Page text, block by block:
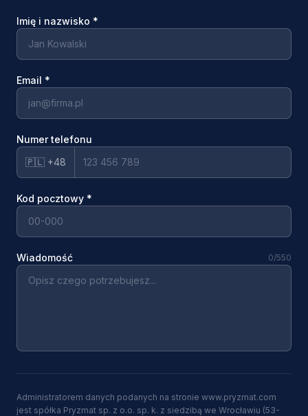
Imię i nazwisko *
Email *
Numer telefonu
🇵🇱 +48
Kod pocztowy *
Wiadomość 0/550
Administratorem danych podanych na stronie www.pryzmat.com
jest spółka Pryzmat sp. z o.o. sp. k. z siedzibą we Wrocławiu (53-